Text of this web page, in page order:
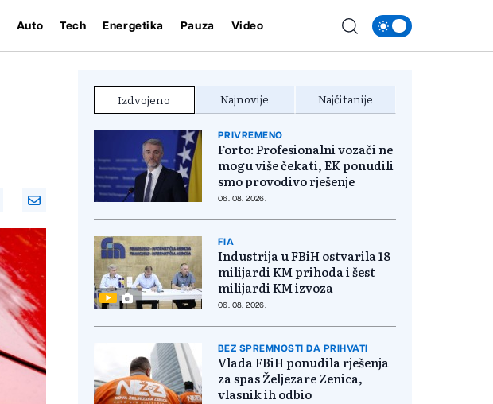
Auto Tech Energetika Pauza Video
Izdvojeno Najnovije Najčitanije
PRIVREMENO
Forto: Profesionalni vozači ne
mogu više čekati, EK ponudili
smo provodivo rješenje
06. 08. 2026.
FIA
Industrija u FBiH ostvarila 18
milijardi KM prihoda i šest
milijardi KM izvoza
06. 08. 2026.
BEZ SPREMNOSTI DA PRIHVATI
Vlada FBiH ponudila rješenja
za spas Željezare Zenica,
vlasnik ih odbio